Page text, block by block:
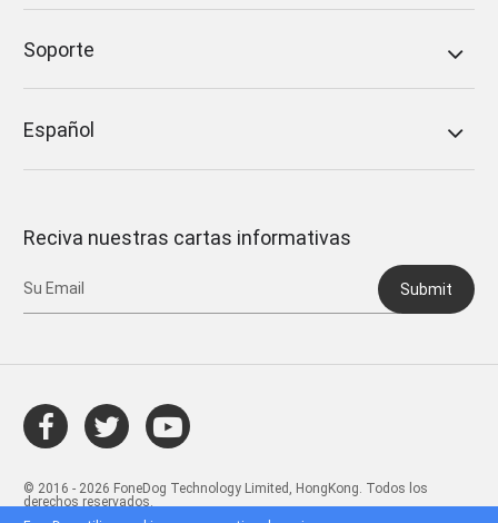
Soporte
Español
Reciva nuestras cartas informativas
Submit
© 2016 - 2026 FoneDog Technology Limited, HongKong. Todos los
derechos reservados.